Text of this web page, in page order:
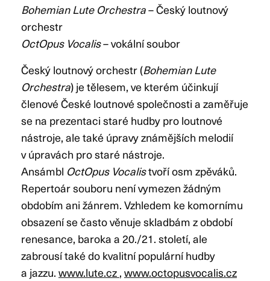
Bohemian Lute Orchestra– Český loutnový
orchestr
OctOpus Vocalis– vokální soubor
Český loutnový orchestr (Bohemian Lute
Orchestra) je tělesem, ve kterém účinkují
členové České loutnové společnosti a zaměřuje
se na prezentaci staré hudby pro loutnové
nástroje, ale také úpravy známějších melodií
v úpravách pro staré nástroje.
Ansámbl OctOpus Vocalistvoří osm zpěváků.
Repertoár souboru není vymezen žádným
obdobím ani žánrem. Vzhledem ke komornímu
obsazení se často věnuje skladbám z období
renesance, baroka a 20./21. století, ale
zabrousí také do kvalitní populární hudby
a jazzu.www.lute.cz,www.octopusvocalis.cz